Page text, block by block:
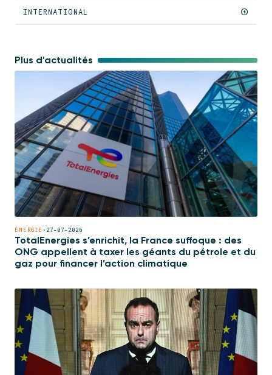
INTERNATIONAL
Plus d'actualités
ÉNERGIE • 27-07-2026
TotalEnergies s’enrichit, la France suffoque : des
ONG appellent à taxer les géants du pétrole et du
gaz pour financer l’action climatique